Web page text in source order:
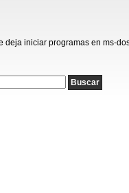
deja iniciar programas en ms-